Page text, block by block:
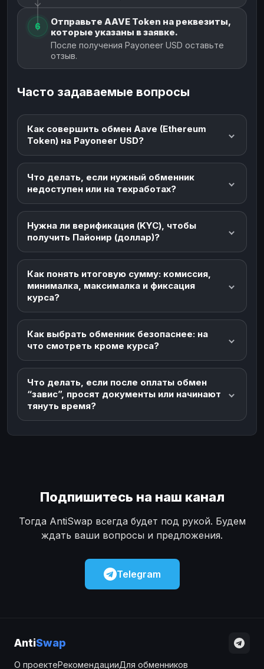
6
Отправьте AAVE Token на реквезиты,
которые указаны в заявке.
После получения Payoneer USD оставьте
отзыв.
Часто задаваемые вопросы
Как совершить обмен Aave (Ethereum
Token) на Payoneer USD?
Что делать, если нужный обменник
недоступен или на техработах?
Нужна ли верификация (KYC), чтобы
получить Пайонир (доллар)?
Как понять итоговую сумму: комиссия,
минималка, максималка и фиксация
курса?
Как выбрать обменник безопаснее: на
что смотреть кроме курса?
Что делать, если после оплаты обмен
“завис”, просят документы или начинают
тянуть время?
Подпишитесь на наш канал
Тогда AntiSwap всегда будет под рукой. Будем
ждать ваши вопросы и предложения.
Telegram
AntiSwap
О проектеРекомендацииДля обменников